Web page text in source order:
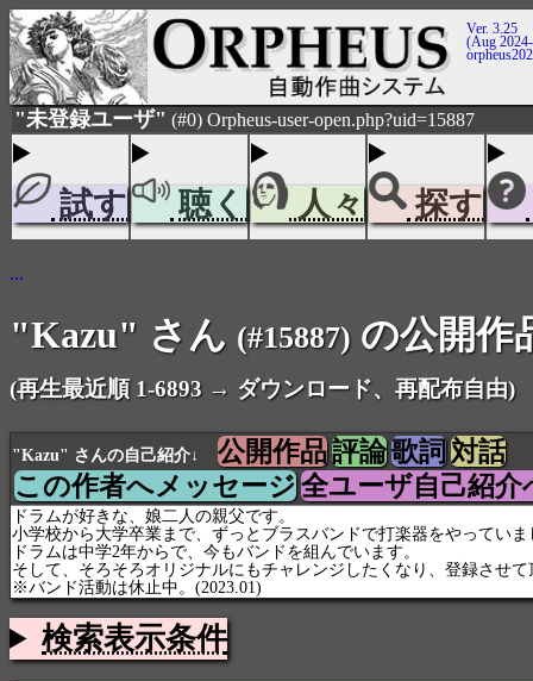
Ver. 3.25
(Aug
"未登録ユーザ" (#0) Orpheus-user-open.php?uid=15887
試す 聴く 人々 探す
...
"Kazu" さん (#15887) の公開作
(再生最近順 1-6893 → ダウンロード、再配布自由)
"Kazu" さんの自己紹介↓ 公開作品評論歌詞対話
この作者へメッセージ全ユーザ自己紹介
ドラムが好きな、娘二人の親父です。
小学校から大学卒業まで、ずっとブラスバンドで打楽器をやっていま
ドラムは中学2年からで、今もバンドを組んでいます。
そして、そろそろオリジナルにもチャレンジしたくなり、登録させ
※バンド活動は休止中。(2023.01)
検索表示条件